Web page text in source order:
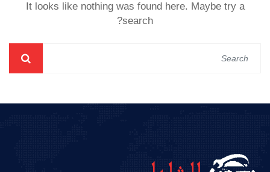
It looks like nothing was found here. Maybe try a
search?